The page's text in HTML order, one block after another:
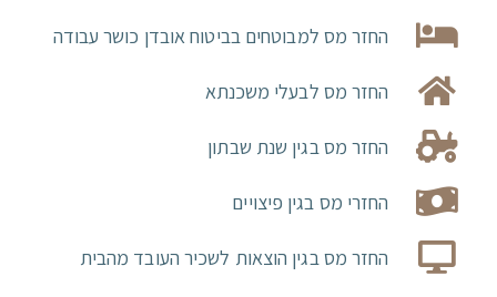
החזר מס למבוטחים בביטוח אובדן כושר עבודה
החזר מס לבעלי משכנתא
החזר מס בגין שנת שבתון
החזרי מס בגין פיצויים
החזר מס בגין הוצאות לשכיר העובד מהבית